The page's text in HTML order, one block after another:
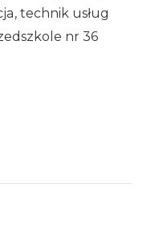
technik usług
nr 36